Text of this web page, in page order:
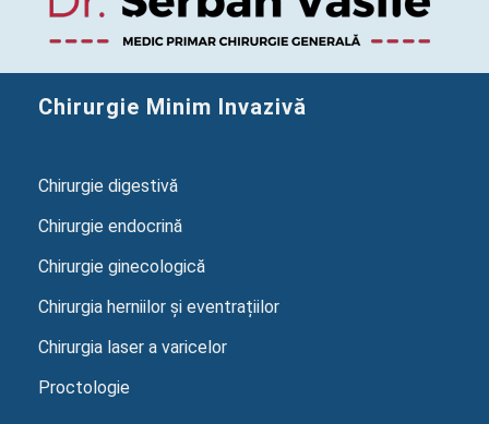
Chirurgie Minim Invazivă
Chirurgie digestivă
Chirurgie endocrină
Chirurgie ginecologică
Chirurgia herniilor și eventrațiilor
Chirurgia laser a varicelor
Proctologie